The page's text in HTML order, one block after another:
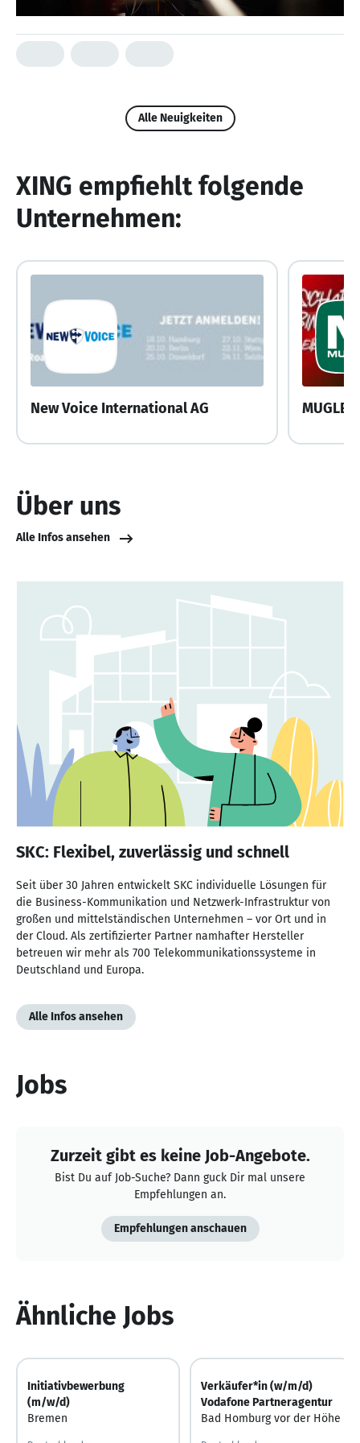
Alle Neuigkeiten
XING empfiehlt folgende
Unternehmen:
New Voice International AG MUGLER
Über uns
Alle Infos ansehen
SKC: Flexibel, zuverlässig und schnell
Seit über 30 Jahren entwickelt SKC individuelle Lösungen für
die Business-Kommunikation und Netzwerk-Infrastruktur von
großen und mittelständischen Unternehmen – vor Ort und in
der Cloud. Als zertifizierter Partner namhafter Hersteller
betreuen wir mehr als 700 Telekommunikationssysteme in
Deutschland und Europa.
Alle Infos ansehen
Jobs
Zurzeit gibt es keine Job-Angebote.
Bist Du auf Job-Suche? Dann guck Dir mal unsere
Empfehlungen an.
Empfehlungen anschauen
Ähnliche Jobs
Initiativbewerbung
(m/w/d)
Bremen
Verkäufer*in (w/m/d)
Vodafone Partneragentur
Bad Homburg vor der Höhe